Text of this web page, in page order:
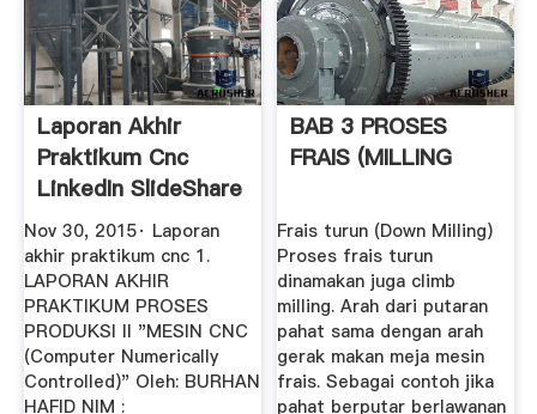
Laporan Akhir
Praktikum Cnc
LinkedIn SlideShare
Nov 30, 2015· Laporan
akhir praktikum cnc 1.
LAPORAN AKHIR
PRAKTIKUM PROSES
PRODUKSI II "MESIN CNC
(Computer Numerically
Controlled)" Oleh: BURHAN
HAFID NIM :
BAB 3 PROSES
FRAIS (MILLING
Frais turun (Down Milling)
Proses frais turun
dinamakan juga climb
milling. Arah dari putaran
pahat sama dengan arah
gerak makan meja mesin
frais. Sebagai contoh jika
pahat berputar berlawanan